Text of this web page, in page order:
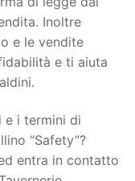
Inoltre
e le vendite
e ti aiuta
e i termini di
“Safety”?
entra in contatto